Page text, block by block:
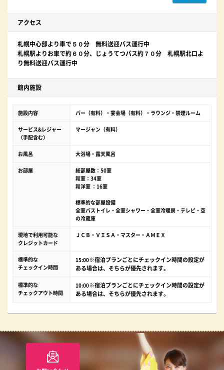
アクセス
札幌中心部より車で５０分 無料送迎バス運行中
札幌駅よりお車で約６０分、じょうてつバス約７０分 札幌駅北口よ
り無料送迎バス運行中
館内施設
施設内容 バー（有料）・宴会場（有料）・ラウンジ・禁煙ルーム
サービス&レジャー
（手配含む）
マージャン（有料）
お風呂 大浴場・露天風呂
お部屋
総部屋数：50室
和室：34室
和洋室 ：16室
標準的な部屋設備
全室バストイレ・全室シャワー・全室冷暖房・テレビ・空
の冷蔵庫
現地で利用可能な
クレジットカード
ＪＣＢ・ＶＩＳＡ・マスター・ＡＭＥＸ
標準的な
チェックイン時間
15:00※宿泊プランごとにチェックイン時間の設定が
ある場合は、そちらが優先されます。
標準的な
チェックアウト時間
10:00※宿泊プランごとにチェックイン時間の設定が
ある場合は、そちらが優先されます。